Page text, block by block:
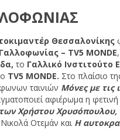
Θεσσαλονίκης
– TV5 MONDE
το Γαλλικό Ινστιτούτο
TV5 MONDE. Στο πλαίσιο
ταινιών Μόνες με τις
αφιέρωμα η
Χρήστου
Oτεμάν και Η